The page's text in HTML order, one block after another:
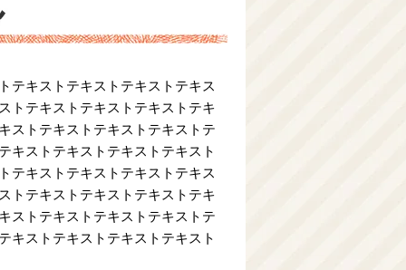
テキストテキストテキストテキス
トテキストテキストテキストテキ
ストテキストテキストテキストテ
キストテキストテキストテキスト
テキストテキストテキストテキス
トテキストテキストテキストテキ
ストテキストテキストテキストテ
キストテキストテキストテキスト